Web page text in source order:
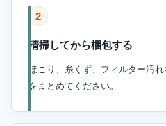
2
清掃してから梱包する
ほこり、糸くず、フィルター汚
をまとめてください。